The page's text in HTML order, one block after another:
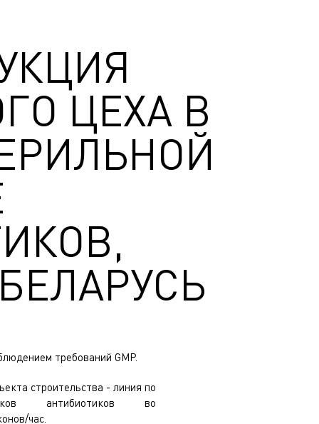
ЦЕХА В
требований GMP.
строительства - линия по
антибиотиков во
час.